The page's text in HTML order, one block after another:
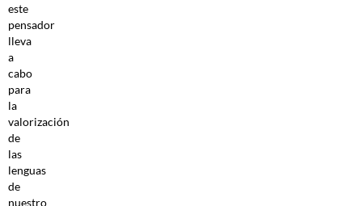
este
pensador
lleva
a
cabo
para
la
valorización
de
las
lenguas
de
nuestro